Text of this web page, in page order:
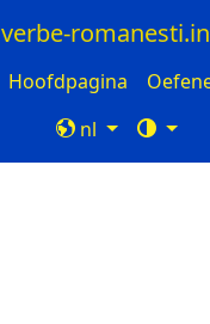
verbe-
Hoofdpagina
nl